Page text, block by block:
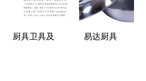
厨具卫具及
易达厨具